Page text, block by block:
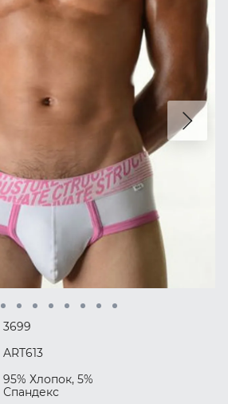
3699
ART613
95% Хлопок, 5%
Спандекс